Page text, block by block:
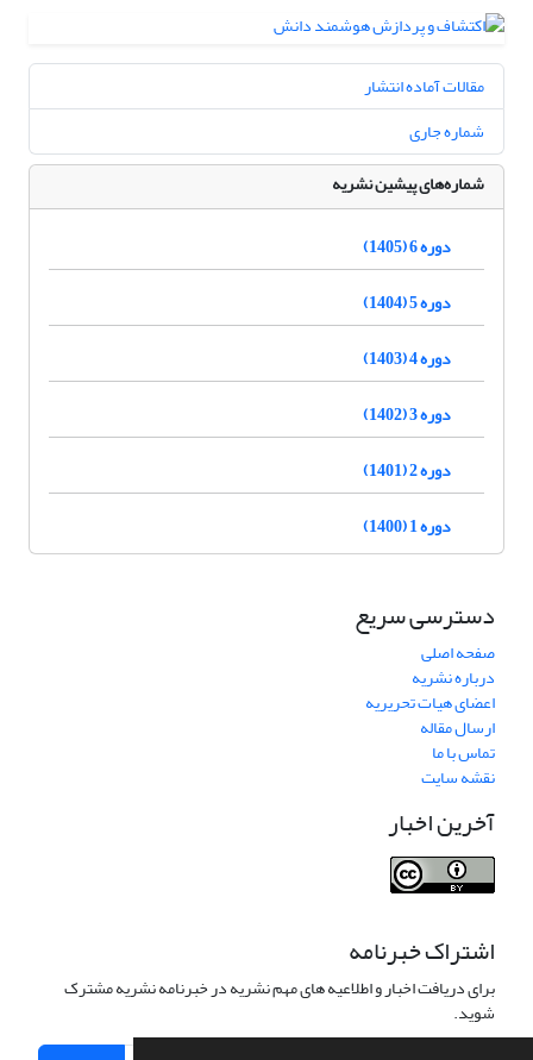
مقالات آماده انتشار
شماره جاری
شماره‌های پیشین نشریه
دوره 6 (1405)
دوره 5 (1404)
دوره 4 (1403)
دوره 3 (1402)
دوره 2 (1401)
دوره 1 (1400)
دسترسی سریع
صفحه اصلی
درباره نشریه
اعضای هیات تحریریه
ارسال مقاله
تماس با ما
نقشه سایت
آخرین اخبار
اشتراک خبرنامه
برای دریافت اخبار و اطلاعیه های مهم نشریه در خبرنامه نشریه مشترک
شوید.